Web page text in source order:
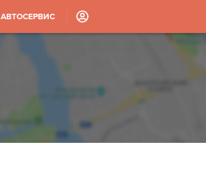
АВТОСЕРВИС